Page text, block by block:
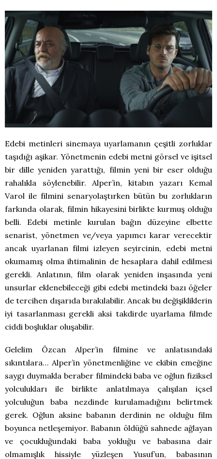
Edebi metinleri sinemaya uyarlamanın çeşitli zorluklar
taşıdığı aşikar. Yönetmenin edebi metni görsel ve işitsel
bir dille yeniden yarattığı, filmin yeni bir eser olduğu
rahalıkla söylenebilir. Alper’in, kitabın yazarı Kemal
Varol ile filmini senaryolaştırken bütün bu zorlukların
farkında olarak, filmin hikayesini birlikte kurmuş olduğu
belli. Edebi metinle kurulan bağın düzeyine elbette
senarist, yönetmen ve/veya yapımcı karar verecektir
ancak uyarlanan filmi izleyen seyircinin, edebi metni
okumamış olma ihtimalinin de hesaplara dahil edilmesi
gerekli. Anlatının, film olarak yeniden inşasında yeni
unsurlar eklenebileceği gibi edebi metindeki bazı öğeler
de tercihen dışarıda bırakılabilir. Ancak bu değişikliklerin
iyi tasarlanması gerekli aksi takdirde uyarlama filmde
ciddi boşluklar oluşabilir.
Gelelim Özcan Alper’in filmine ve anlatısındaki
sıkıntılara… Alper’in yönetmenliğine ve ekibin emeğine
saygı duymakla beraber filmindeki baba ve oğlun fiziksel
yolculukları ile birlikte anlatılmaya çalışılan içsel
yolculuğun baba nezdinde kurulamadığını belirtmek
gerek. Oğlun aksine babanın derdinin ne olduğu film
boyunca netleşemiyor. Babanın öldüğü sahnede ağlayan
ve çocukluğundaki baba yokluğu ve babasına dair
olmamışlık hissiyle yüzleşen Yusuf’un, babasının